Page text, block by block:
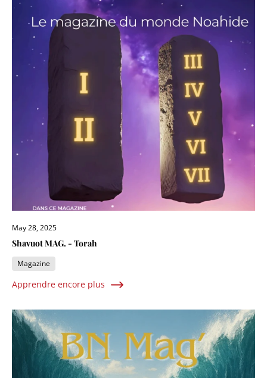
"Righteous Among the Nations" through
Brit
Olam . Read the whole strategy and claim your
place in the global revival led from Jerusalem.
May 28, 2025
Shavuot MAG. - Torah
Magazine
Apprendre encore plus